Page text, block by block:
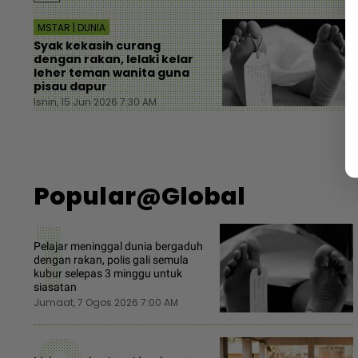
MSTAR | DUNIA
Syak kekasih curang
dengan rakan, lelaki kelar
leher teman wanita guna
pisau dapur
Isnin, 15 Jun 2026 7:30 AM
Popular@Global
1
Pelajar meninggal dunia bergaduh
dengan rakan, polis gali semula
kubur selepas 3 minggu untuk
siasatan
Jumaat, 7 Ogos 2026 7:00 AM